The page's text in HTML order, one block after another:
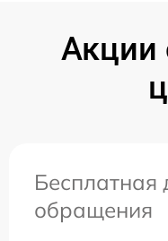
Акции
Бесплатная
обращения